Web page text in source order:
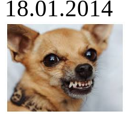
18.01.2014